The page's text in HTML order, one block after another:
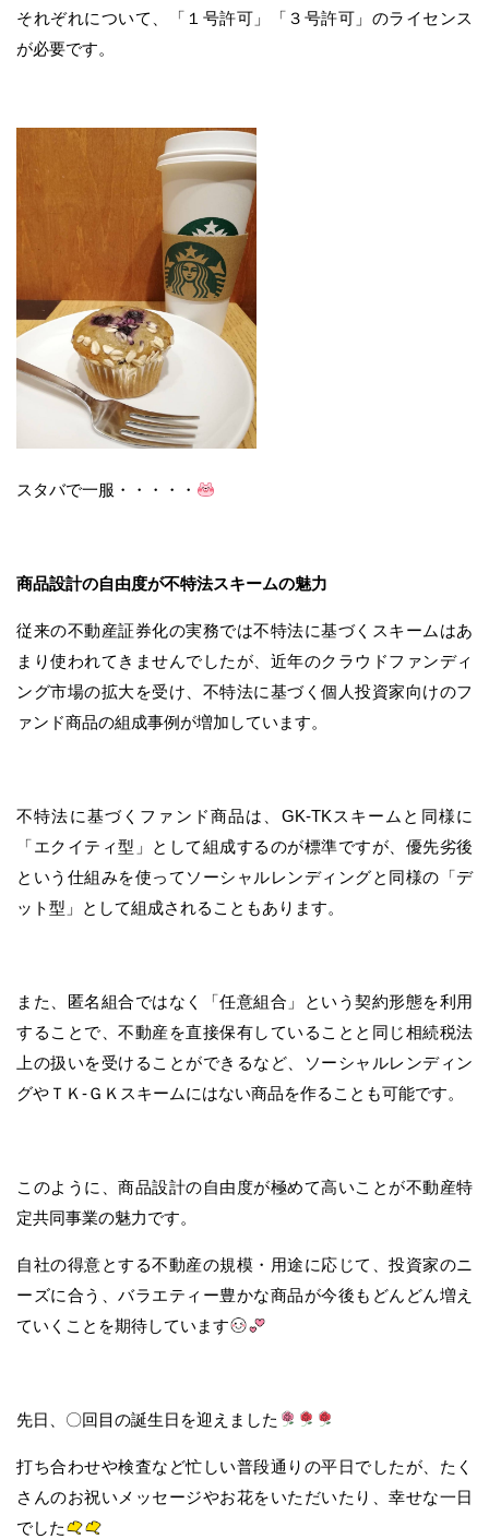
それぞれについて、「１号許可」「３号許可」のライセンス
が必要です。
スタバで一服・・・・・
商品設計の自由度が不特法スキームの魅力
従来の不動産証券化の実務では不特法に基づくスキームはあ
まり使われてきませんでしたが、近年のクラウドファンディ
ング市場の拡大を受け、不特法に基づく個人投資家向けのフ
ァンド商品の組成事例が増加しています。
不特法に基づくファンド商品は、GK-TKスキームと同様に
「エクイティ型」として組成するのが標準ですが、優先劣後
という仕組みを使ってソーシャルレンディングと同様の「デ
ット型」として組成されることもあります。
また、匿名組合ではなく「任意組合」という契約形態を利用
することで、不動産を直接保有していることと同じ相続税法
上の扱いを受けることができるなど、ソーシャルレンディン
グやＴＫ-ＧＫスキームにはない商品を作ることも可能です。
このように、商品設計の自由度が極めて高いことが不動産特
定共同事業の魅力です。
自社の得意とする不動産の規模・用途に応じて、投資家のニ
ーズに合う、バラエティー豊かな商品が今後もどんどん増え
ていくことを期待しています
先日、〇回目の誕生日を迎えました
打ち合わせや検査など忙しい普段通りの平日でしたが、たく
さんのお祝いメッセージやお花をいただいたり、幸せな一日
でした